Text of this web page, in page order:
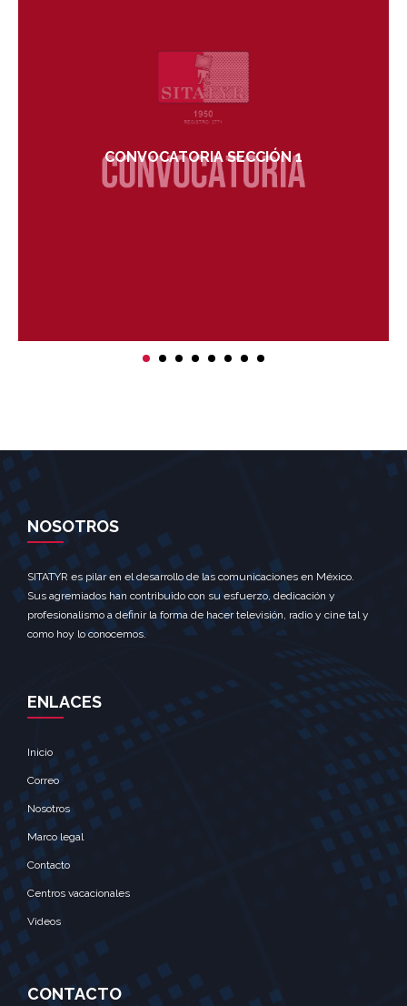
CONVOCATORIA SECCIÓN 1
NOSOTROS
SITATYR es pilar en el desarrollo de las comunicaciones en México.
Sus agremiados han contribuido con su esfuerzo, dedicación y
profesionalismo a definir la forma de hacer televisión, radio y cine tal y
como hoy lo conocemos.
ENLACES
Inicio
Correo
Nosotros
Marco legal
Contacto
Centros vacacionales
Videos
CONTACTO